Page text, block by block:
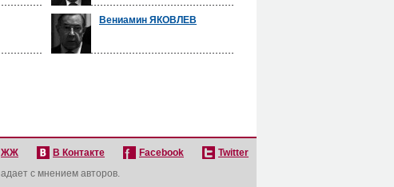
Вениамин ЯКОВЛЕВ
ЖЖ В Контакте Facebook
Twitter
с мнением авторов.